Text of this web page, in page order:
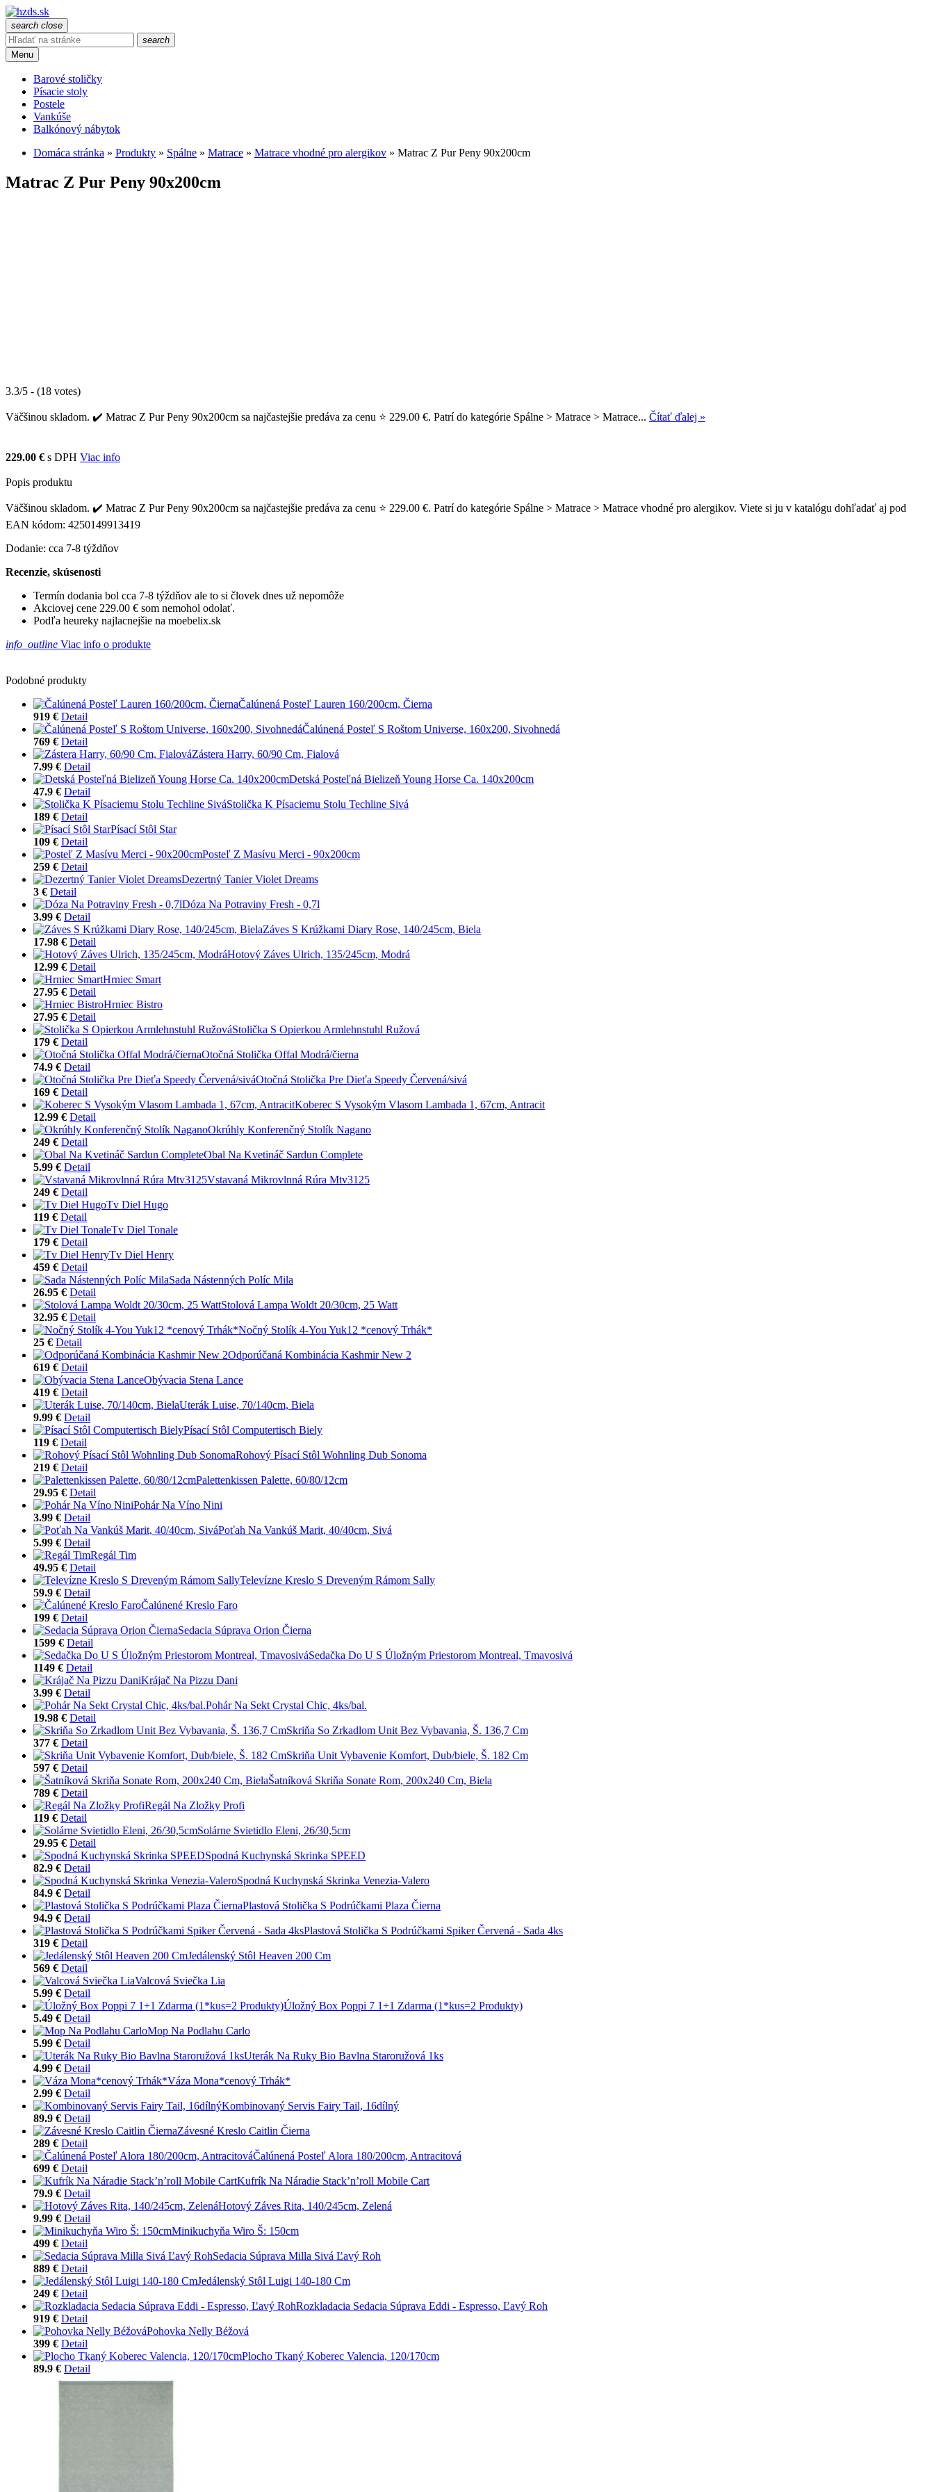
search close
search
Menu
Barové stoličky
Písacie stoly
Postele
Vankúše
Balkónový nábytok
Domáca stránka » Produkty » Spálne » Matrace » Matrace vhodné pro alergikov » Matrac Z Pur Peny 90x200cm
Matrac Z Pur Peny 90x200cm
3.3/5 - (18 votes)
Väčšinou skladom. ✔️ Matrac Z Pur Peny 90x200cm sa najčastejšie predáva za cenu ⭐ 229.00 €. Patrí do kategórie Spálne > Matrace > Matrace... Čítať ďalej »
229.00 € s DPH Viac info
Popis produktu
Väčšinou skladom. ✔️ Matrac Z Pur Peny 90x200cm sa najčastejšie predáva za cenu ⭐ 229.00 €. Patrí do kategórie Spálne > Matrace > Matrace vhodné pro alergikov. Viete si ju v katalógu dohľadať aj pod
EAN kódom: 4250149913419
Dodanie: cca 7-8 týždňov
Recenzie, skúsenosti
Termín dodania bol cca 7-8 týždňov ale to si človek dnes už nepomôže
Akciovej cene 229.00 € som nemohol odolať.
Podľa heureky najlacnejšie na moebelix.sk
info_outline Viac info o produkte
Podobné produkty
Čalúnená Posteľ Lauren 160/200cm, Čierna
919 € Detail
Čalúnená Posteľ S Roštom Universe, 160x200, Sivohnedá
769 € Detail
Zástera Harry, 60/90 Cm, Fialová
7.99 € Detail
Detská Posteľná Bielizeň Young Horse Ca. 140x200cm
47.9 € Detail
Stolička K Písaciemu Stolu Techline Sivá
189 € Detail
Písací Stôl Star
109 € Detail
Posteľ Z Masívu Merci - 90x200cm
259 € Detail
Dezertný Tanier Violet Dreams
3 € Detail
Dóza Na Potraviny Fresh - 0,7l
3.99 € Detail
Záves S Krúžkami Diary Rose, 140/245cm, Biela
17.98 € Detail
Hotový Záves Ulrich, 135/245cm, Modrá
12.99 € Detail
Hrniec Smart
27.95 € Detail
Hrniec Bistro
27.95 € Detail
Stolička S Opierkou Armlehnstuhl Ružová
179 € Detail
Otočná Stolička Offal Modrá/čierna
74.9 € Detail
Otočná Stolička Pre Dieťa Speedy Červená/sivá
169 € Detail
Koberec S Vysokým Vlasom Lambada 1, 67cm, Antracit
12.99 € Detail
Okrúhly Konferenčný Stolík Nagano
249 € Detail
Obal Na Kvetináč Sardun Complete
5.99 € Detail
Vstavaná Mikrovlnná Rúra Mtv3125
249 € Detail
Tv Diel Hugo
119 € Detail
Tv Diel Tonale
179 € Detail
Tv Diel Henry
459 € Detail
Sada Nástenných Políc Mila
26.95 € Detail
Stolová Lampa Woldt 20/30cm, 25 Watt
32.95 € Detail
Nočný Stolík 4-You Yuk12 *cenový Trhák*
25 € Detail
Odporúčaná Kombinácia Kashmir New 2
619 € Detail
Obývacia Stena Lance
419 € Detail
Uterák Luise, 70/140cm, Biela
9.99 € Detail
Písací Stôl Computertisch Biely
119 € Detail
Rohový Písací Stôl Wohnling Dub Sonoma
219 € Detail
Palettenkissen Palette, 60/80/12cm
29.95 € Detail
Pohár Na Víno Nini
3.99 € Detail
Poťah Na Vankúš Marit, 40/40cm, Sivá
5.99 € Detail
Regál Tim
49.95 € Detail
Televízne Kreslo S Dreveným Rámom Sally
59.9 € Detail
Čalúnené Kreslo Faro
199 € Detail
Sedacia Súprava Orion Čierna
1599 € Detail
Sedačka Do U S Úložným Priestorom Montreal, Tmavosivá
1149 € Detail
Krájač Na Pizzu Dani
3.99 € Detail
Pohár Na Sekt Crystal Chic, 4ks/bal.
19.98 € Detail
Skriňa So Zrkadlom Unit Bez Vybavania, Š. 136,7 Cm
377 € Detail
Skriňa Unit Vybavenie Komfort, Dub/biele, Š. 182 Cm
597 € Detail
Šatníková Skriňa Sonate Rom, 200x240 Cm, Biela
789 € Detail
Regál Na Zložky Profi
119 € Detail
Solárne Svietidlo Eleni, 26/30,5cm
29.95 € Detail
Spodná Kuchynská Skrinka SPEED
82.9 € Detail
Spodná Kuchynská Skrinka Venezia-Valero
84.9 € Detail
Plastová Stolička S Podrúčkami Plaza Čierna
94.9 € Detail
Plastová Stolička S Podrúčkami Spiker Červená - Sada 4ks
319 € Detail
Jedálenský Stôl Heaven 200 Cm
569 € Detail
Valcová Sviečka Lia
5.99 € Detail
Úložný Box Poppi 7 1+1 Zdarma (1*kus=2 Produkty)
5.49 € Detail
Mop Na Podlahu Carlo
5.99 € Detail
Uterák Na Ruky Bio Bavlna Staroružová 1ks
4.99 € Detail
Váza Mona*cenový Trhák*
2.99 € Detail
Kombinovaný Servis Fairy Tail, 16dílný
89.9 € Detail
Závesné Kreslo Caitlin Čierna
289 € Detail
Čalúnená Posteľ Alora 180/200cm, Antracitová
699 € Detail
Kufrík Na Náradie Stack’n’roll Mobile Cart
79.9 € Detail
Hotový Záves Rita, 140/245cm, Zelená
9.99 € Detail
Minikuchyňa Wiro Š: 150cm
499 € Detail
Sedacia Súprava Milla Sivá Ľavý Roh
889 € Detail
Jedálenský Stôl Luigi 140-180 Cm
249 € Detail
Rozkladacia Sedacia Súprava Eddi - Espresso, Ľavý Roh
919 € Detail
Pohovka Nelly Béžová
399 € Detail
Plocho Tkaný Koberec Valencia, 120/170cm
89.9 € Detail